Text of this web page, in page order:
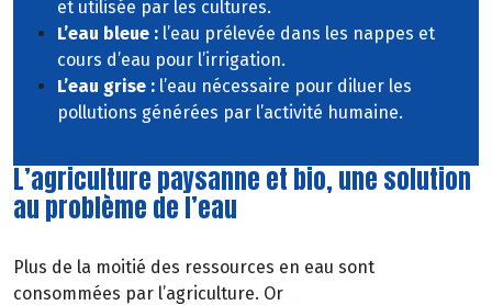
et utilisée par les cultures.
L’eau bleue : l’eau prélevée dans les nappes et
cours d’eau pour l’irrigation.
L’eau grise : l’eau nécessaire pour diluer les
pollutions générées par l’activité humaine.
L’agriculture paysanne et bio, une solution
au problème de l’eau
Plus de la moitié des ressources en eau sont
consommées par l’agriculture. Or